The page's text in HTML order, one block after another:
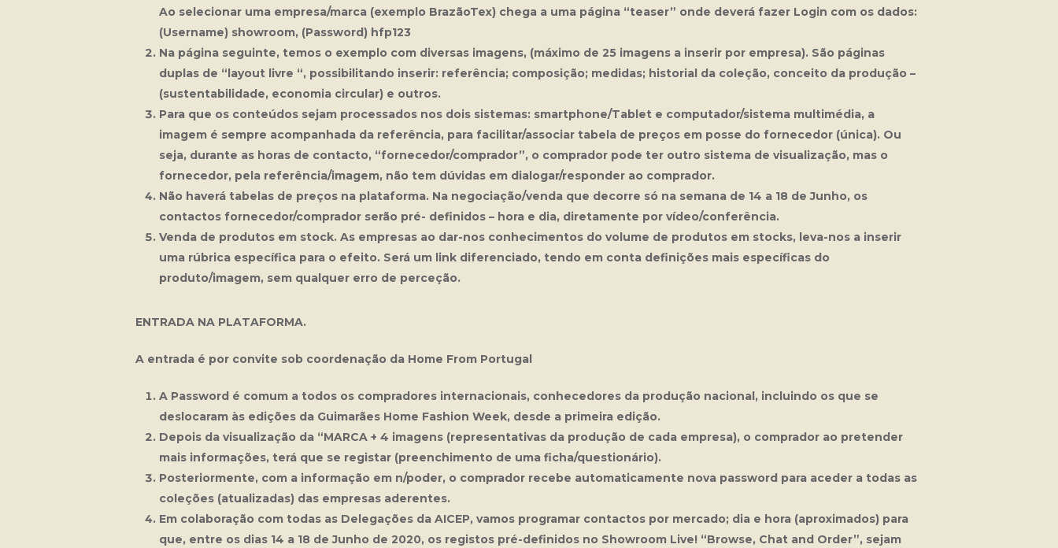
Ao selecionar uma empresa/marca (exemplo BrazãoTex) chega a uma página “teaser” onde deverá fazer Login com os dados:
(Username) showroom, (Password) hfp123
Na página seguinte, temos o exemplo com diversas imagens, (máximo de 25 imagens a inserir por empresa). São páginas
duplas de “layout livre “, possibilitando inserir: referência; composição; medidas; historial da coleção, conceito da produção –
(sustentabilidade, economia circular) e outros.
Para que os conteúdos sejam processados nos dois sistemas: smartphone/Tablet e computador/sistema multimédia, a
imagem é sempre acompanhada da referência, para facilitar/associar tabela de preços em posse do fornecedor (única). Ou
seja, durante as horas de contacto, “fornecedor/comprador”, o comprador pode ter outro sistema de visualização, mas o
fornecedor, pela referência/imagem, não tem dúvidas em dialogar/responder ao comprador.
Não haverá tabelas de preços na plataforma. Na negociação/venda que decorre só na semana de 14 a 18 de Junho, os
contactos fornecedor/comprador serão pré- definidos – hora e dia, diretamente por vídeo/conferência.
Venda de produtos em stock. As empresas ao dar-nos conhecimentos do volume de produtos em stocks, leva-nos a inserir
uma rúbrica específica para o efeito. Será um link diferenciado, tendo em conta definições mais específicas do
produto/imagem, sem qualquer erro de perceção.
ENTRADA NA PLATAFORMA.
A entrada é por convite sob coordenação da Home From Portugal
A Password é comum a todos os compradores internacionais, conhecedores da produção nacional, incluindo os que se
deslocaram às edições da Guimarães Home Fashion Week, desde a primeira edição.
Depois da visualização da “MARCA + 4 imagens (representativas da produção de cada empresa), o comprador ao pretender
mais informações, terá que se registar (preenchimento de uma ficha/questionário).
Posteriormente, com a informação em n/poder, o comprador recebe automaticamente nova password para aceder a todas as
coleções (atualizadas) das empresas aderentes.
Em colaboração com todas as Delegações da AICEP, vamos programar contactos por mercado; dia e hora (aproximados) para
que, entre os dias 14 a 18 de Junho de 2020, os registos pré-definidos no Showroom Live! “Browse, Chat and Order”, sejam